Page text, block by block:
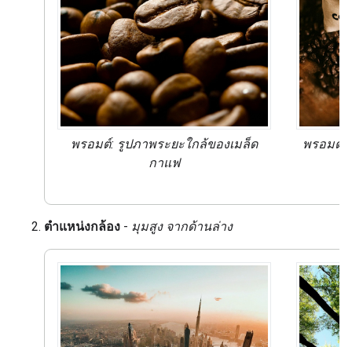
พรอมต์: รูปภาพระยะใกล้ของเมล็ด
กาแฟ
พรอมต์:
ตำแหน่งกล้อง - มุมสูง จากด้านล่าง